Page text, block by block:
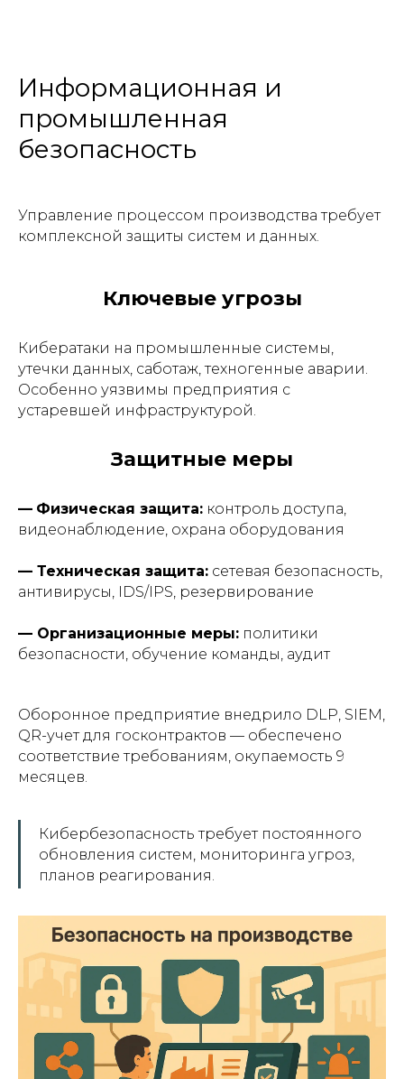
Информационная и
промышленная
безопасность
Управление процессом производства требует
комплексной защиты систем и данных.
Ключевые угрозы
Кибератаки на промышленные системы,
утечки данных, саботаж, техногенные аварии.
Особенно уязвимы предприятия с
устаревшей инфраструктурой.
Защитные меры
— Физическая защита: контроль доступа,
видеонаблюдение, охрана оборудования
— Техническая защита: сетевая безопасность,
антивирусы, IDS/IPS, резервирование
— Организационные меры: политики
безопасности, обучение команды, аудит
Оборонное предприятие внедрило DLP, SIEM,
QR-учет для госконтрактов — обеспечено
соответствие требованиям, окупаемость 9
месяцев.
Кибербезопасность требует постоянного
обновления систем, мониторинга угроз,
планов реагирования.